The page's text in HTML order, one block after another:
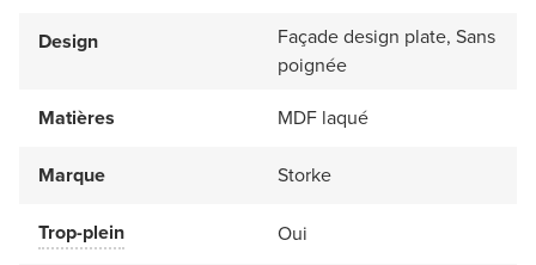
Design
Façade design plate, Sans
poignée
Matières
MDF laqué
Marque Storke
Trop-plein Oui